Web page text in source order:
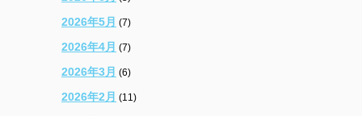
2026年5月 (7)
2026年4月 (7)
2026年3月 (6)
2026年2月 (11)